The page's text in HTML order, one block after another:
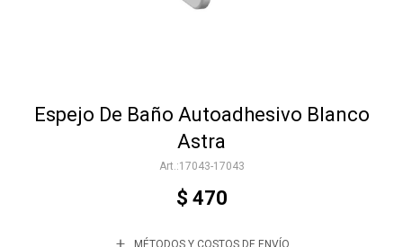
Espejo De Baño Autoadhesivo Blanco
Astra
17043-17043
$ 470
MÉTODOS Y COSTOS DE ENVÍO
Varios